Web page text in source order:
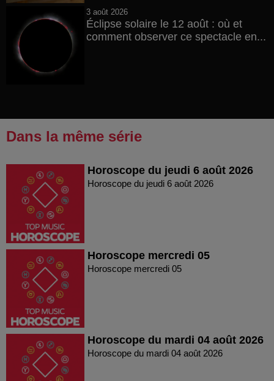
3 août 2026
Éclipse solaire le 12 août : où et
comment observer ce spectacle en...
Dans la même série
Horoscope du jeudi 6 août 2026
Horoscope du jeudi 6 août 2026
Horoscope mercredi 05
Horoscope mercredi 05
Horoscope du mardi 04 août 2026
Horoscope du mardi 04 août 2026